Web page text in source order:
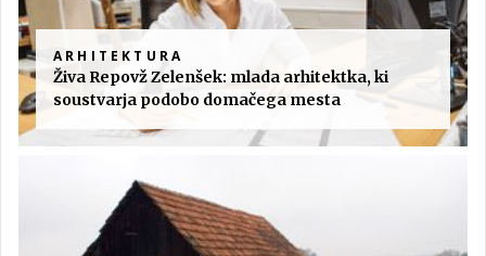
ARHITEKTURA
Živa Repovž Zelenšek: mlada arhitektka, ki
soustvarja podobo domačega mesta